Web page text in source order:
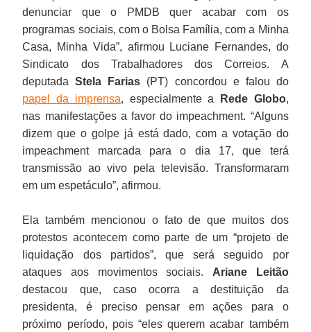
denunciar que o PMDB quer acabar com os
programas sociais, com o Bolsa Família, com a Minha
Casa, Minha Vida”, afirmou Luciane Fernandes, do
Sindicato dos Trabalhadores dos Correios. A
deputadaStela Farias (PT) concordou e falou do
papel da imprensa, especialmente a Rede Globo,
nas manifestações a favor do impeachment. “Alguns
dizem que o golpe já está dado, com a votação do
impeachment marcada para o dia 17, que terá
transmissão ao vivo pela televisão. Transformaram
em um espetáculo”, afirmou.
Ela também mencionou o fato de que muitos dos
protestos acontecem como parte de um “projeto de
liquidação dos partidos”, que será seguido por
ataques aos movimentos sociais. Ariane Leitão
destacou que, caso ocorra a destituição da
presidenta, é preciso pensar em ações para o
próximo período, pois “eles querem acabar também